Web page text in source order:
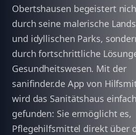
Obertshausen begeistert
durch seine malerische
und idyllischen Parks,
durch fortschrittliche
Gesundheitswesen. Mit der
sanifinder.de App von
wird das Sanitätshaus einfach
gefunden: Sie ermöglicht es,
Pflegehilfsmittel direkt über